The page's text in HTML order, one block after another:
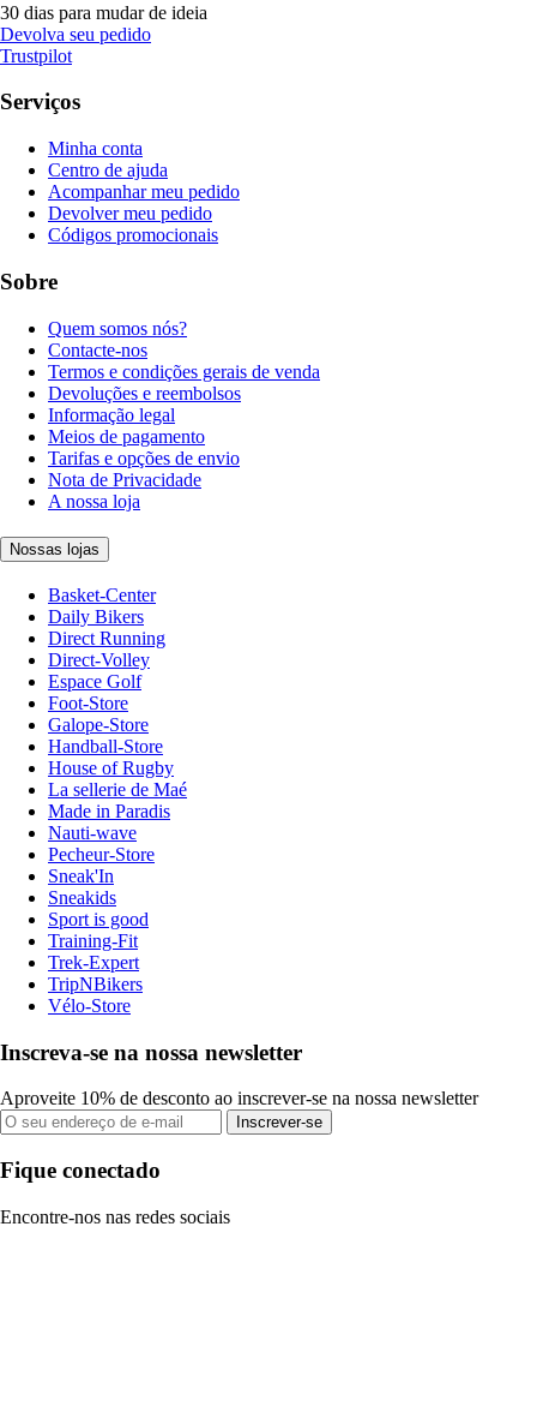
30 dias para mudar de ideia
Devolva seu pedido
Trustpilot
Serviços
Minha conta
Centro de ajuda
Acompanhar meu pedido
Devolver meu pedido
Códigos promocionais
Sobre
Quem somos nós?
Contacte-nos
Termos e condições gerais de venda
Devoluções e reembolsos
Informação legal
Meios de pagamento
Tarifas e opções de envio
Nota de Privacidade
A nossa loja
Nossas lojas
Basket-Center
Daily Bikers
Direct Running
Direct-Volley
Espace Golf
Foot-Store
Galope-Store
Handball-Store
House of Rugby
La sellerie de Maé
Made in Paradis
Nauti-wave
Pecheur-Store
Sneak'In
Sneakids
Sport is good
Training-Fit
Trek-Expert
TripNBikers
Vélo-Store
Inscreva-se na nossa newsletter
Aproveite 10% de desconto ao inscrever-se na nossa newsletter
Inscrever-se
Fique conectado
Encontre-nos nas redes sociais